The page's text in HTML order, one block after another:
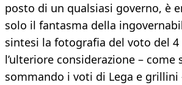
posto di un qualsiasi governo, è
solo il fantasma della
sintesi la fotografia del voto del 4
l’ulteriore considerazione – come
sommando i voti di Lega e grillini